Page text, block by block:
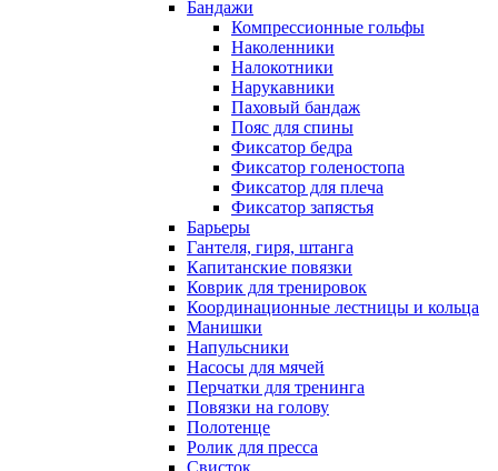
Бандажи
Компрессионные гольфы
Наколенники
Налокотники
Нарукавники
Паховый бандаж
Пояс для спины
Фиксатор бедра
Фиксатор голеностопа
Фиксатор для плеча
Фиксатор запястья
Барьеры
Гантеля, гиря, штанга
Капитанские повязки
Коврик для тренировок
Координационные лестницы и кольца
Манишки
Напульсники
Насосы для мячей
Перчатки для тренинга
Повязки на голову
Полотенце
Ролик для пресса